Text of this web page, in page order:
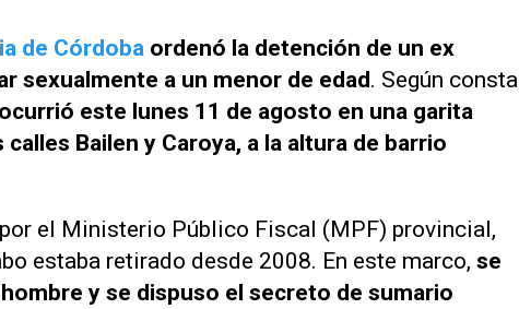
de Córdoba ordenó la detención de un ex
sexualmente a un menor de edad. Según consta
este lunes 11 de agosto en una garita
Bailen y Caroya, a la altura de barrio
el Ministerio Público Fiscal (MPF) provincial,
estaba retirado desde 2008. En este marco, se
y se dispuso el secreto de sumario